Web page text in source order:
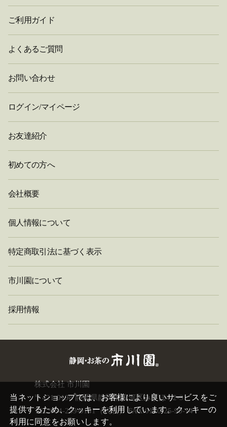
ご利用ガイド
よくあるご質問
お問い合わせ
ログイン/マイページ
お友達紹介
初めての方へ
会社概要
個人情報について
特定商取引法に基づく表示
市川園について
採用情報
株式会社 市川園
〒421-0198 静岡県静岡市駿河区みずほ4-2-3
TEL:054-259-0141（代表） FAX:0120-25-90-14
当ネットショップでは、お客様により良いサービスをご
提供するため、クッキーを利用しています。クッキーの
利用に同意をお願いします。
閉
じ
る